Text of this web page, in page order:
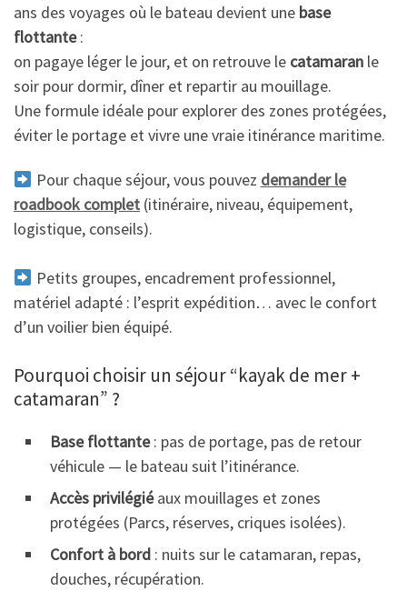
ans des voyages où le bateau devient une base
flottante:
on pagaye léger le jour, et on retrouve le catamaran le
soir pour dormir, dîner et repartir au mouillage.
Une formule idéale pour explorer des zones protégées,
éviter le portage et vivre une vraie itinérance maritime.
Pour chaque séjour, vous pouvez demander le
roadbook complet (itinéraire, niveau, équipement,
logistique, conseils).
Petits groupes, encadrement professionnel,
matériel adapté : l’esprit expédition… avec le confort
d’un voilier bien équipé.
Pourquoi choisir un séjour “kayak de mer +
catamaran” ?
Base flottante: pas de portage, pas de retour
véhicule — le bateau suit l’itinérance.
Accès privilégiéaux mouillages et zones
protégées (Parcs, réserves, criques isolées).
Confort à bord : nuits sur le catamaran, repas,
douches, récupération.